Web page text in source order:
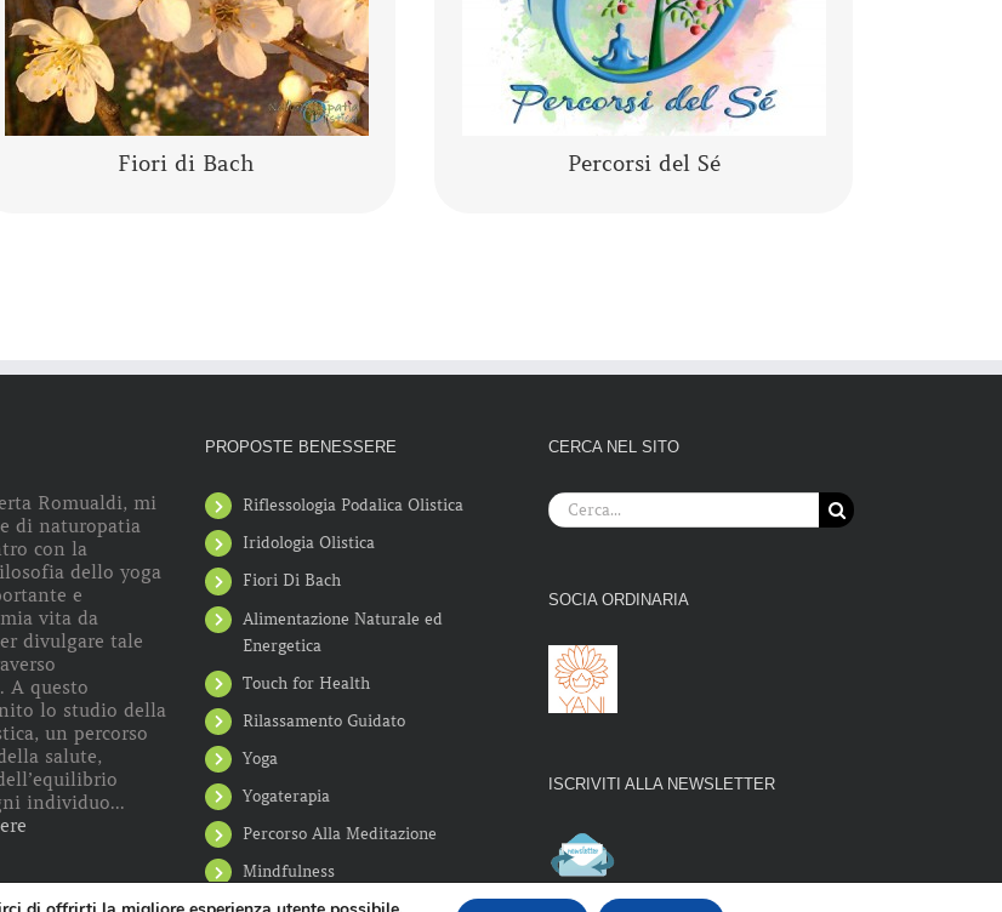
Fiori di Bach
CONTINUA A LEGGERE
Percorsi del Sé
CONTINUA A LEGGERE
Romualdi, mi
di naturopatia
con la
dello yoga
e
vita da
divulgare tale
A questo
lo studio della
un percorso
salute,
individuo...
PROPOSTE BENESSERE
Riflessologia Podalica Olistica
Iridologia Olistica
Fiori Di Bach
Alimentazione Naturale ed
Energetica
Touch for Health
Rilassamento Guidato
Yoga
Yogaterapia
Percorso Alla Meditazione
Mindfulness
CERCA NEL SITO
Cerca
per:
SOCIA ORDINARIA
ISCRIVITI ALLA NEWSLETTER